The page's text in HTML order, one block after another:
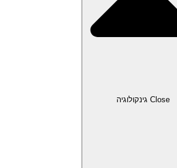
Close גינקולוגיה